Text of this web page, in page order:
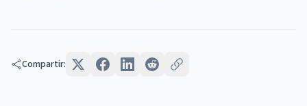
Compartir: